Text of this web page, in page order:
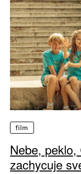
film
Nebe,
zachycuje